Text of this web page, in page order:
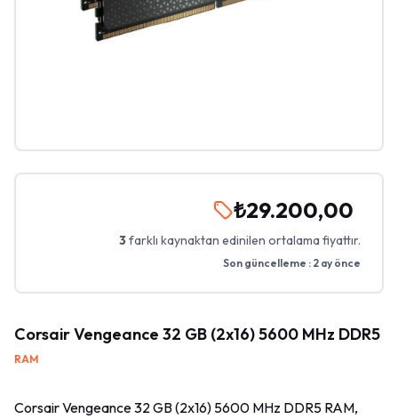
₺29.200,00
3farklı kaynaktan edinilen ortalama fiyattır.
Son güncelleme : 2 ay önce
Corsair Vengeance 32 GB (2x16) 5600 MHz DDR5
RAM
Corsair Vengeance 32 GB (2x16) 5600 MHz DDR5 RAM,